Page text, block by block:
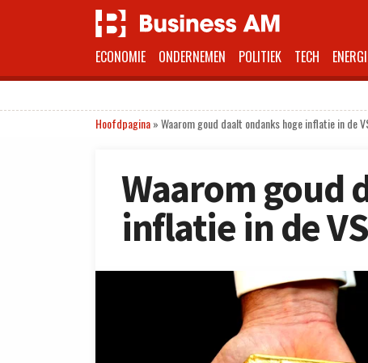
ECONOMIE ONDERNEMEN POLITIEK TECH
Hoofdpagina»Waarom goud daalt ondanks hoge inflatie in de
Waarom goud
inflatie in de VS